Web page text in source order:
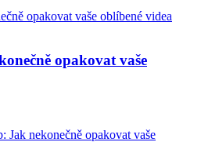
opakovat vaše
Jak nekonečně opakovat vaše